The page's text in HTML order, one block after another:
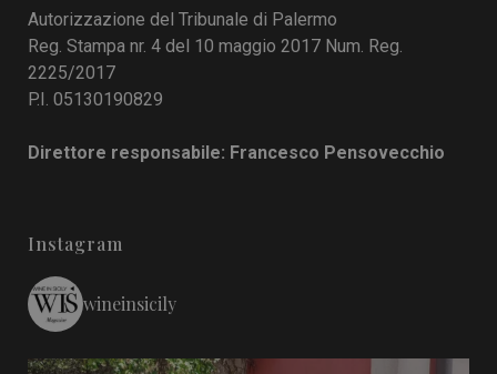
Autorizzazione del Tribunale di Palermo
Reg. Stampa nr. 4 del 10 maggio 2017 Num. Reg.
2225/2017
P.I. 05130190829
Direttore responsabile: Francesco Pensovecchio
Instagram
wineinsicily